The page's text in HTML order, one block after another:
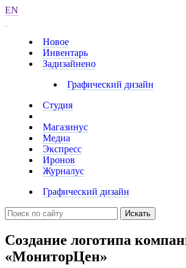
EN
Новое
Инвентарь
Задизайнено
Графический дизайн
Студия
Магазинус
Медиа
Экспресс
Иронов
Журналус
Графический дизайн
Искать
Создание логотипа
«МониторЦен»